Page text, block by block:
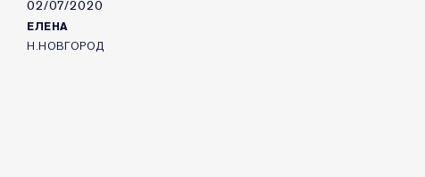
02/07/2020
ЕЛЕНА
Н.НОВГОРОД